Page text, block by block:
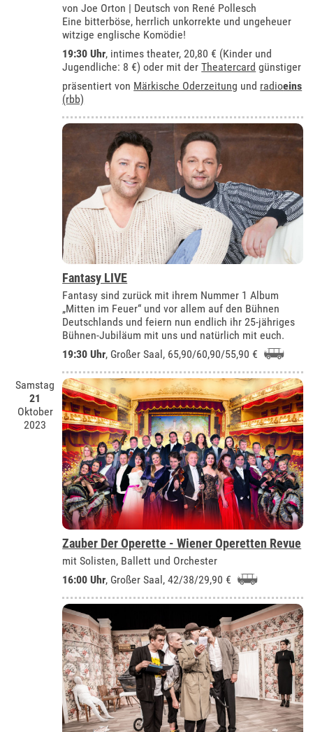
von Joe Orton | Deutsch von René Pollesch
Eine bitterböse, herrlich unkorrekte und ungeheuer
witzige englische Komödie!
19:30 Uhr, intimes theater, 20,80 € (Kinder und
Jugendliche: 8 €) oder mit derTheatercard günstiger
präsentiert von Märkische Oderzeitung und radioeins
(rbb)
Fantasy LIVE
Fantasy sind zurück mit ihrem Nummer 1 Album
„Mitten im Feuer“ und vor allem auf den Bühnen
Deutschlands und feiern nun endlich ihr 25-jähriges
Bühnen-Jubiläum mit uns und natürlich mit euch.
19:30 Uhr, Großer Saal, 65,90/60,90/55,90 €
Samstag
21
Oktober
2023
Zauber Der Operette - Wiener Operetten Revue
mit Solisten, Ballett und Orchester
16:00 Uhr, Großer Saal , 42/38/29,90 €